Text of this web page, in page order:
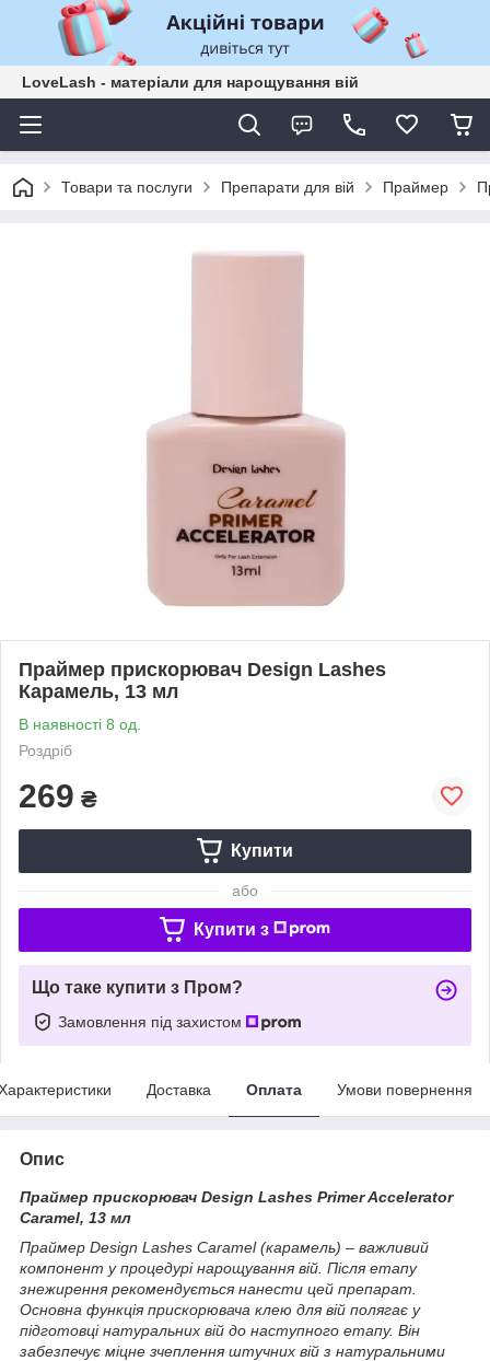
LoveLash - матеріали для нарощування вій
Товари та послуги Препарати для вій Праймер
Праймер прискорювач Design Lashes
Карамель, 13 мл
В наявності 8 од.
Роздріб
269 ₴
Купити
або
Купити з
Що таке купити з Пром?
Замовлення під захистом
Доставка Оплата Умови повернення
Опис
Праймер прискорювач Design Lashes Primer Accelerator
Caramel, 13 мл
Праймер Design Lashes Caramel (карамель) – важливий
компонент у процедурі нарощування вій. Після етапу
знежирення рекомендується нанести цей препарат.
Основна функція прискорювача клею для вій полягає у
підготовці натуральних вій до наступного етапу. Він
забезпечує міцне зчеплення штучних вій з натуральними